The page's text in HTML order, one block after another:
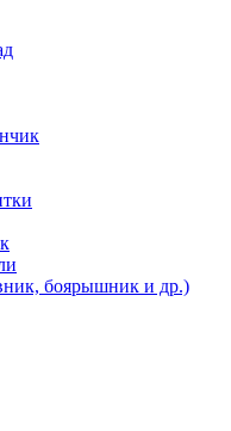
боярышник и др.)